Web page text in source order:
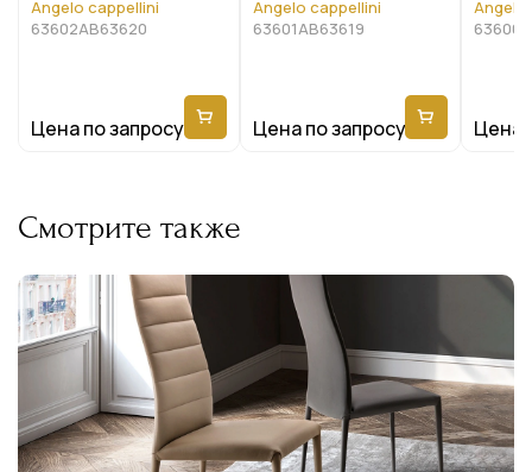
Angelo cappellini
63602AB63620
Цена по запросу
Angelo cappellini
63601AB63619
Цена по запросу
Angelo
Цена
Смотрите также